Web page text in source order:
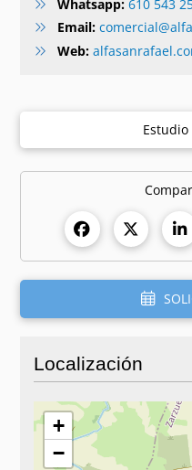
Whatsapp: 610 543
Email:
Web:
Localización
+
−